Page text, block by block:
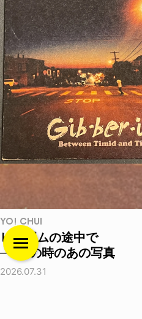
YO! CHUI
ヒルボムの途中で
──あの時のあの写真
2026.07.31